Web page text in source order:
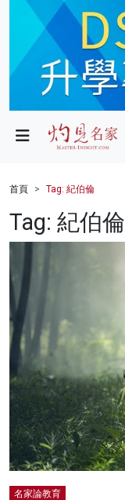
政局
財經
健康
科技
影片
名家榜
灼見活動
關於我們
首頁 Tag: 紀伯倫
Tag: 紀伯倫
名家論教育